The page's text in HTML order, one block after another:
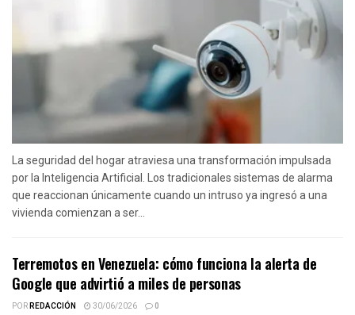
La seguridad del hogar atraviesa una transformación impulsada
por la Inteligencia Artificial. Los tradicionales sistemas de alarma
que reaccionan únicamente cuando un intruso ya ingresó a una
vivienda comienzan a ser...
Terremotos en Venezuela: cómo funciona la alerta de
Google que advirtió a miles de personas
PORREDACCIÓN 30/06/2026 0